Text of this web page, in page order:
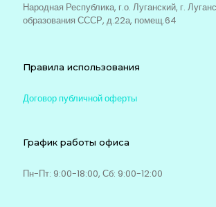
Народная Республика, г.о. Луганский, г.
образования СССР, д.22а, помещ.64
Правила использования
Договор публичной оферты
График работы офиса
Пн-Пт: 9:00-18:00, Сб: 9:00-12:00